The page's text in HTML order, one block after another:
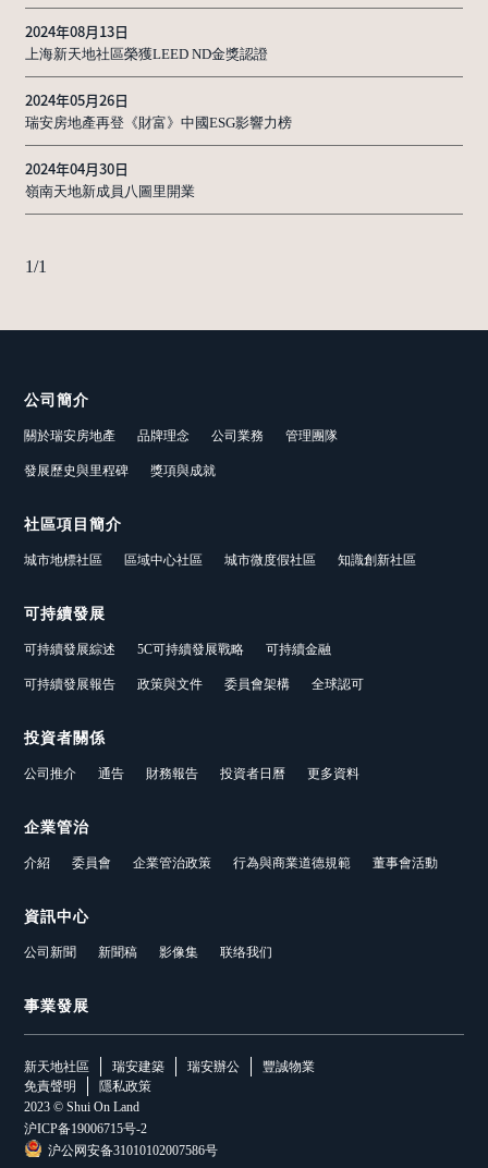
2024年08月13日
上海新天地社區榮獲LEED ND金獎認證
2024年05月26日
瑞安房地產再登《財富》中國ESG影響力榜
2024年04月30日
嶺南天地新成員八圖里開業
1/1
公司簡介
關於瑞安房地產 品牌理念 公司業務 管理團隊
發展歷史與里程碑 獎項與成就
社區項目簡介
城市地標社區 區域中心社區 城市微度假社區 知識創新社區
可持續發展
可持續發展綜述 5C可持續發展戰略 可持續金融
可持續發展報告 政策與文件 委員會架構 全球認可
投資者關係
公司推介 通告 財務報告 投資者日曆 更多資料
企業管治
介紹 委員會 企業管治政策 行為與商業道德規範 董事會活動
資訊中心
公司新聞 新聞稿 影像集 联络我们
事業發展
新天地社區 瑞安建築 瑞安辦公
豐誠物業
免責聲明
隱私政策
2023 © Shui On Land
沪ICP备19006715号-2
沪公网安备31010102007586号